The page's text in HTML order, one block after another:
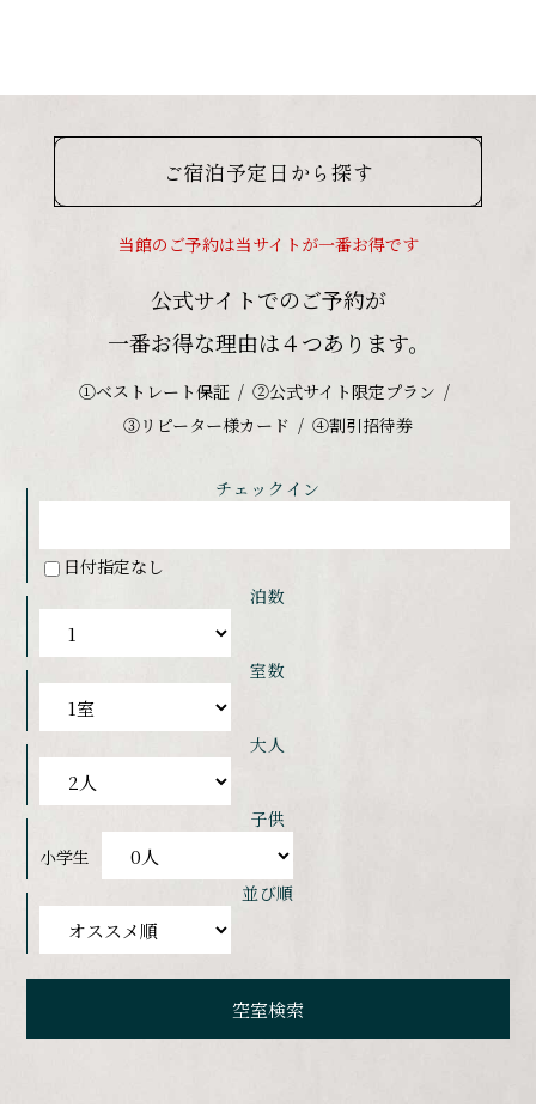
ご宿泊予定日から探す
当館のご予約は当サイトが一番お得です
公式サイトでのご予約が
一番お得な理由は４つあります。
①ベストレート保証
②公式サイト限定プラン
③リピーター様カード
④割引招待券
チェックイン
日付指定なし
泊数
室数
大人
子供
小学生
並び順